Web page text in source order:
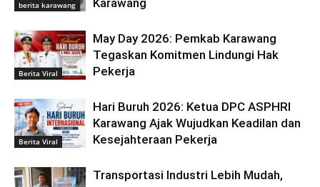
berita karawang
Berita Viral
May Day 2026: Pemkab Karawang
Tegaskan Komitmen Lindungi Hak
Pekerja
Berita Viral
Hari Buruh 2026: Ketua DPC ASPHRI
Karawang Ajak Wujudkan Keadilan dan
Kesejahteraan Pekerja
Transportasi Industri Lebih Mudah,